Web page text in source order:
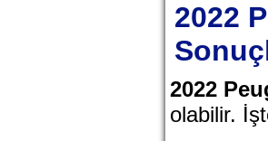
2022
2022
olabilir.